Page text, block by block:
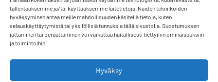
tallentaaksemme ja/tai käyttääksemme laitetietoja. Näiden tekniikoiden
hyväksyminen antaa meille mahdollisuuden käsitellä tietoja, kuten
selauskäyttäytymistä tai yksilöllisiä tunnuksia tällä sivustolla. Suostumuksen
jättäminen tai peruuttaminen voi vaikuttaa haitallisesti tiettyihin ominaisuuksiin
ja toimintoihin.
Hyväksy
taru@tarureinikainen.fi
Vaalipäällikö
Puh. +358 50 574 2355
iris@tarureinikainen.fi